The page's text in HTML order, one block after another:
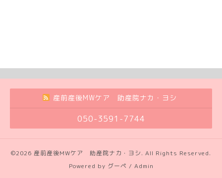
産前産後MWケア 助産院ナカ・ヨシ
050-3591-7744
©2026 産前産後MWケア 助産院ナカ・ヨシ. All Rights Reserved.
Powered by グーペ / Admin